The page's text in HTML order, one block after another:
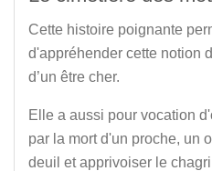
Cette histoire poignante
d'appréhender cette notion
d’un être cher.
Elle a aussi pour vocation
par la mort d'un proche, un
deuil et apprivoiser le